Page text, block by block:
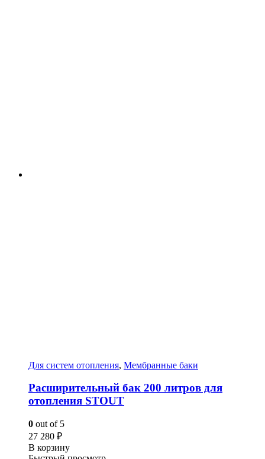
Для систем отопления, Мембранные баки
Расширительный бак 200 литров для
отопления STOUT
0 out of 5
27 280 ₽
В корзину